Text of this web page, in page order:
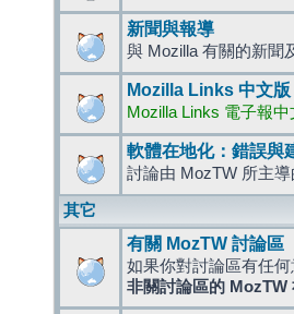
新聞與報導
與 Mozilla 有關的新聞
Mozilla Links 中文版
Mozilla Links 電子報
軟體在地化：錯誤與
討論由 MozTW 所主
其它
有關 MozTW 討論區
如果你對討論區有任
非關討論區的 MozTW